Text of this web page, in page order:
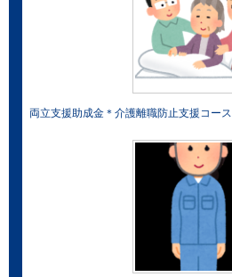
両立支援助成金＊介護離職防止支援コース